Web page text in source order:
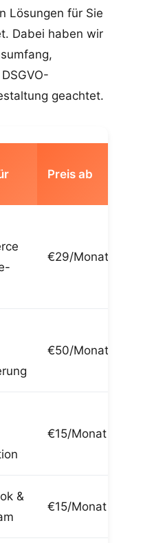
Lösungen für Sie
Dabei haben wir
geachtet.
Preis ab
€29/Monat
€50/Monat
€15/Monat
&
€15/Monat